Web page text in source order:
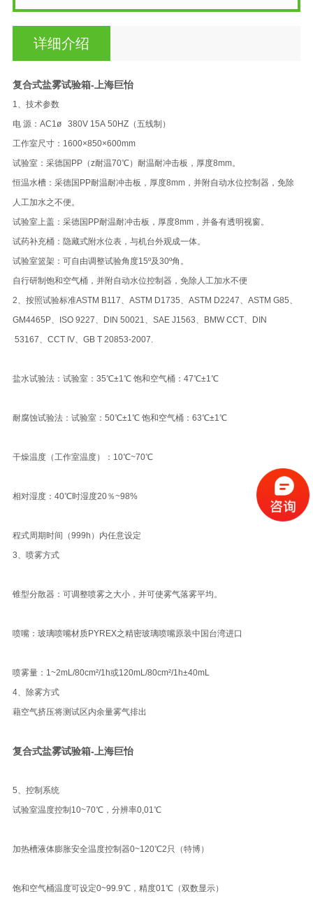
详细介绍
复合式盐雾试验箱-上海巨怡
1、技术参数
电 源：AC1ø 380V 15A 50HZ（五线制）
工作室尺寸：1600×850×600mm
试验室：采德国PP（z耐温70℃）耐温耐冲击板，厚度8mm。
恒温水槽：采德国PP耐温耐冲击板，厚度8mm，并附自动水位控制器，免除
人工加水之不便。
试验室上盖：采德国PP耐温耐冲击板，厚度8mm，并备有透明视窗。
试药补充桶：隐藏式附水位表，与机台外观成一体。
试验室篮架：可自由调整试验角度15º及30º角。
自行研制饱和空气桶，并附自动水位控制器，免除人工加水不便
2、按照试验标准ASTM B117、ASTM D1735、ASTM D2247、ASTM G85、
GM4465P、ISO 9227、DIN 50021、SAE J1563、BMW CCT、DIN
53167、CCT IV、GB T 20853-2007.
盐水试验法：试验室：35℃±1℃ 饱和空气桶：47℃±1℃
耐腐蚀试验法：试验室：50℃±1℃ 饱和空气桶：63℃±1℃
干燥温度（工作室温度）：10℃~70℃
相对湿度：40℃时湿度20％~98%
程式周期时间（999h）内任意设定
3、喷雾方式
锥型分散器：可调整喷雾之大小，并可使雾气落雾平均。
喷嘴：玻璃喷嘴材质PYREX之精密玻璃喷嘴原装中国台湾进口
喷雾量：1~2mL/80cm²/1h或120mL/80cm²/1h±40mL
4、除雾方式
藉空气挤压将测试区内余量雾气排出
复合式盐雾试验箱-上海巨怡
5、控制系统
试验室温度控制10~70℃，分辨率0,01℃
加热槽液体膨胀安全温度控制器0~120℃2只（特博）
饱和空气桶温度可设定0~99.9℃，精度01℃（双数显示）